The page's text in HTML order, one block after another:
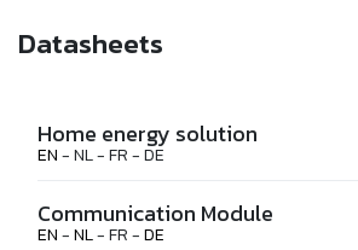
Datasheets
Home energy solution
EN- NL - FR - DE
Communication Module
EN-NL- FR -DE